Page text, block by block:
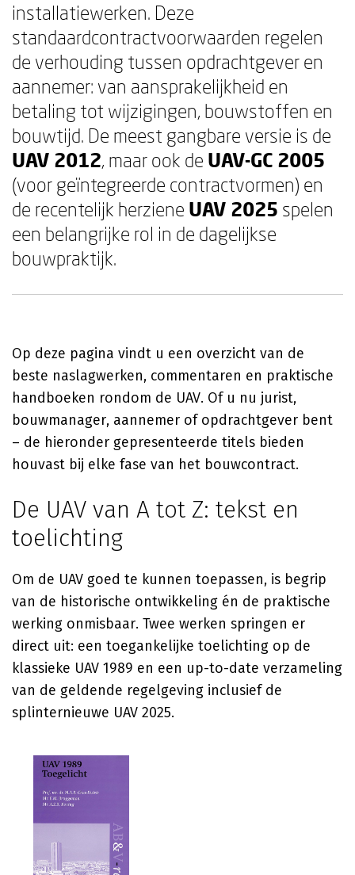
installatiewerken. Deze
standaardcontractvoorwaarden regelen
de verhouding tussen opdrachtgever en
aannemer: van aansprakelijkheid en
betaling tot wijzigingen, bouwstoffen en
bouwtijd. De meest gangbare versie is de
UAV 2012, maar ook de UAV-GC 2005
(voor geïntegreerde contractvormen) en
de recentelijk herziene UAV 2025 spelen
een belangrijke rol in de dagelijkse
bouwpraktijk.
Op deze pagina vindt u een overzicht van de
beste naslagwerken, commentaren en praktische
handboeken rondom de UAV. Of u nu jurist,
bouwmanager, aannemer of opdrachtgever bent
– de hieronder gepresenteerde titels bieden
houvast bij elke fase van het bouwcontract.
De UAV van A tot Z: tekst en
toelichting
Om de UAV goed te kunnen toepassen, is begrip
van de historische ontwikkeling én de praktische
werking onmisbaar. Twee werken springen er
direct uit: een toegankelijke toelichting op de
klassieke UAV 1989 en een up-to-date verzameling
van de geldende regelgeving inclusief de
splinternieuwe UAV 2025.